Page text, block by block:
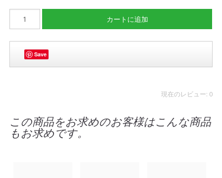
Save
現在のレビュー: 0
この商品をお求めのお客様はこんな商品
もお求めです。